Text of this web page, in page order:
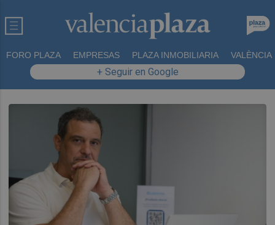
FORO PLAZA EMPRESAS PLAZA INMOBILIARIA VALÈNCIA
+ Seguir en Google